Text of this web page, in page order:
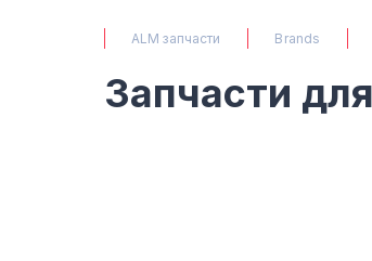
ALM запчасти Brands
Запчасти